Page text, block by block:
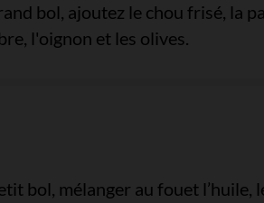
bol, ajoutez le chou frisé, la
l'oignon et les olives.
bol, mélanger au fouet l’huile,